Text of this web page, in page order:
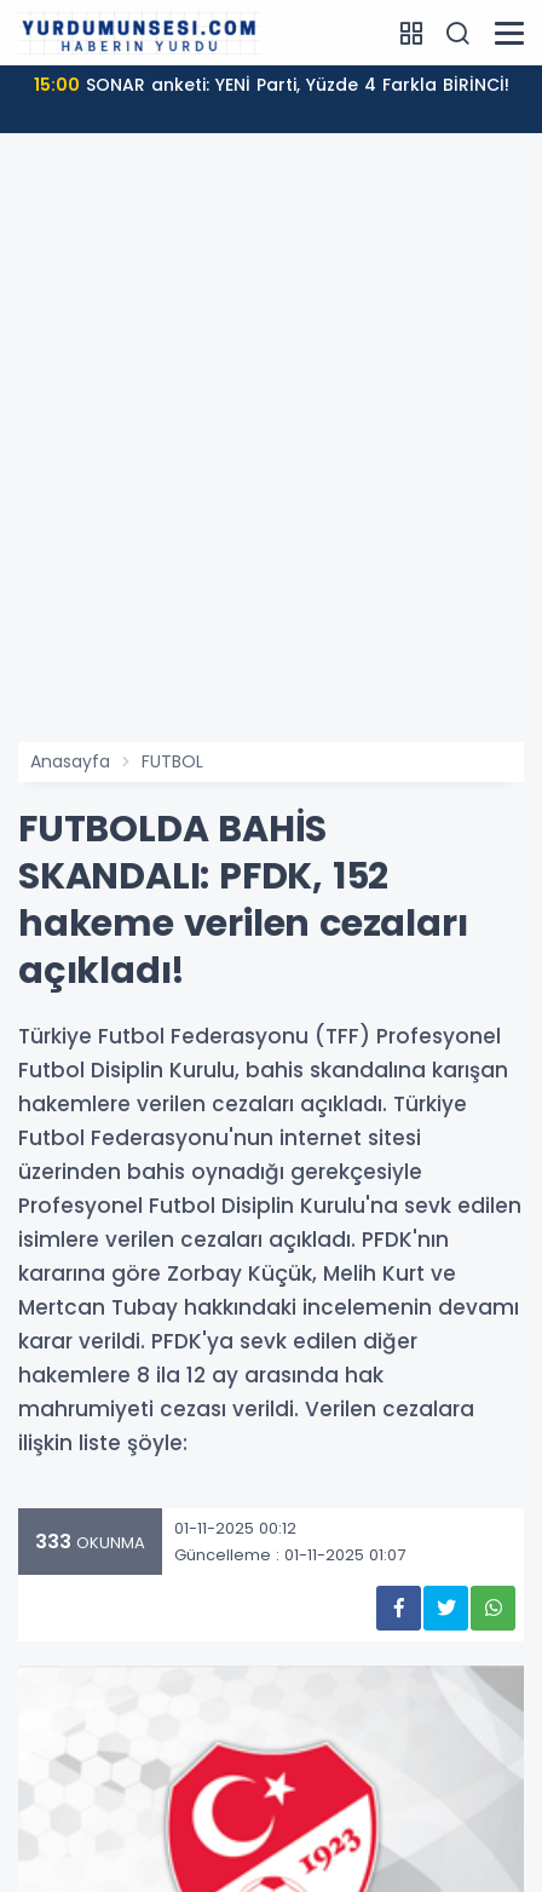
15:00 SONAR anketi: YENİ Parti, Yüzde 4 Farkla BİRİNCİ!
Anasayfa FUTBOL
FUTBOLDA BAHİS
SKANDALI: PFDK, 152
hakeme verilen cezaları
açıkladı!
Türkiye Futbol Federasyonu (TFF) Profesyonel
Futbol Disiplin Kurulu, bahis skandalına karışan
hakemlere verilen cezaları açıkladı. Türkiye
Futbol Federasyonu'nun internet sitesi
üzerinden bahis oynadığı gerekçesiyle
Profesyonel Futbol Disiplin Kurulu'na sevk edilen
isimlere verilen cezaları açıkladı. PFDK'nın
kararına göre Zorbay Küçük, Melih Kurt ve
Mertcan Tubay hakkındaki incelemenin devamı
karar verildi. PFDK'ya sevk edilen diğer
hakemlere 8 ila 12 ay arasında hak
mahrumiyeti cezası verildi. Verilen cezalara
ilişkin liste şöyle:
333 OKUNMA
01-11-2025 00:12
Güncelleme : 01-11-2025 01:07